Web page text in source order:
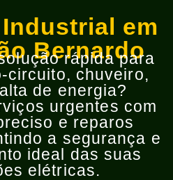
em
Bernardo
rápida para
circuito, chuveiro,
de energia?
urgentes com
e reparos
a segurança e
ideal das suas
elétricas.